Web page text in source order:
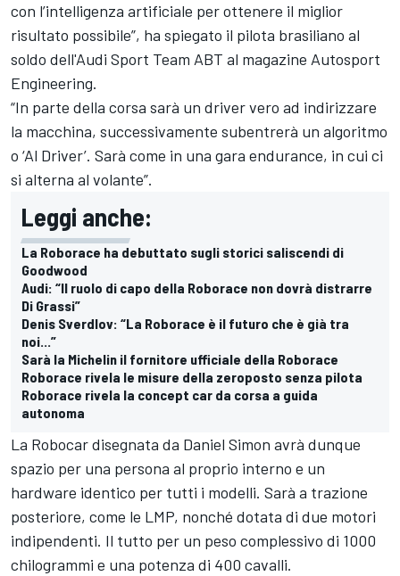
con l’intelligenza artificiale per ottenere il miglior
risultato possibile”, ha spiegato il pilota brasiliano al
soldo dell'Audi Sport Team ABT al magazine Autosport
Engineering.
“In parte della corsa sarà un driver vero ad indirizzare
la macchina, successivamente subentrerà un algoritmo
o ‘Al Driver’. Sarà come in una gara endurance, in cui ci
si alterna al volante”.
Leggi anche:
La Roborace ha debuttato sugli storici saliscendi di
Goodwood
Audi: “Il ruolo di capo della Roborace non dovrà distrarre
Di Grassi”
Denis Sverdlov: “La Roborace è il futuro che è già tra
noi...”
Sarà la Michelin il fornitore ufficiale della Roborace
Roborace rivela le misure della zeroposto senza pilota
Roborace rivela la concept car da corsa a guida
autonoma
La Robocar disegnata da Daniel Simon avrà dunque
spazio per una persona al proprio interno e un
hardware identico per tutti i modelli. Sarà a trazione
posteriore, come le LMP, nonché dotata di due motori
indipendenti. Il tutto per un peso complessivo di 1000
chilogrammi e una potenza di 400 cavalli.